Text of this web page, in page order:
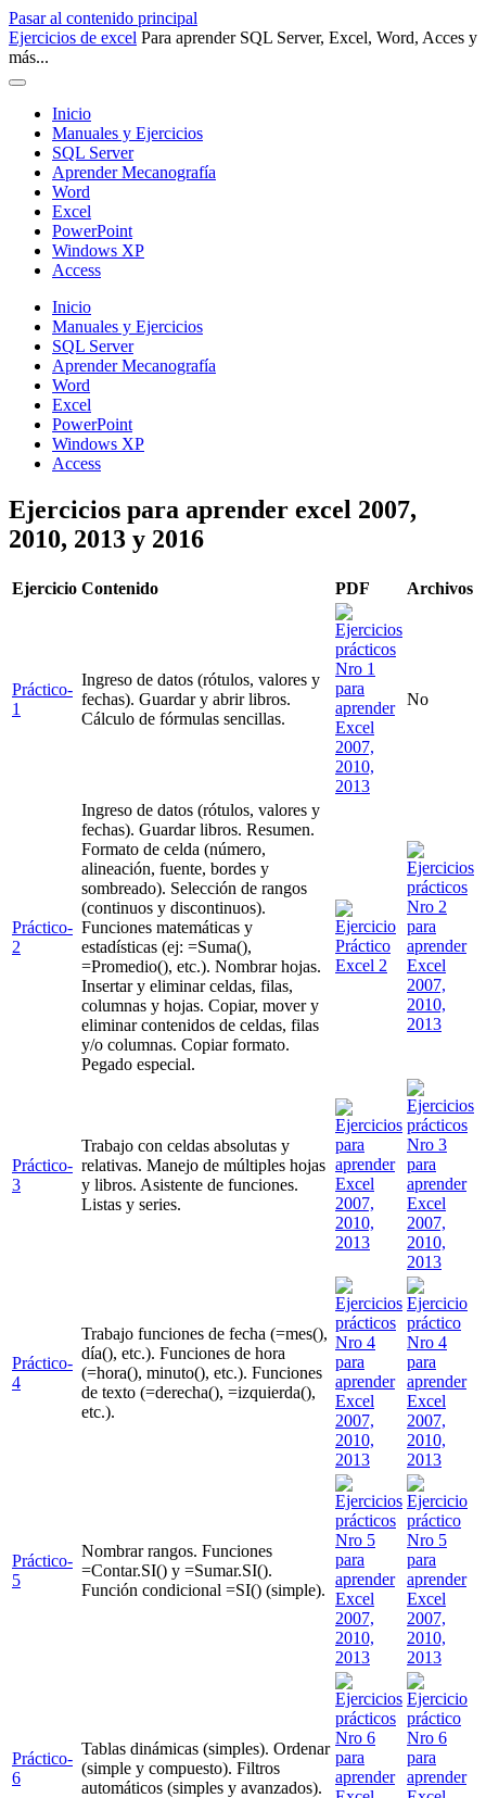
Pasar al contenido principal
Ejercicios de excel Para aprender SQL Server, Excel, Word, Acces y
más...
Inicio
Manuales y Ejercicios
SQL Server
Aprender Mecanografía
Word
Excel
PowerPoint
Windows XP
Access
Inicio
Manuales y Ejercicios
SQL Server
Aprender Mecanografía
Word
Excel
PowerPoint
Windows XP
Access
Ejercicios para aprender excel 2007,
2010, 2013 y 2016
Ejercicio Contenido PDF Archivos
Práctico-
1
Ingreso de datos (rótulos, valores y
fechas). Guardar y abrir libros.
Cálculo de fórmulas sencillas.
No
Práctico-
2
Ingreso de datos (rótulos, valores y
fechas). Guardar libros. Resumen.
Formato de celda (número,
alineación, fuente, bordes y
sombreado). Selección de rangos
(continuos y discontinuos).
Funciones matemáticas y
estadísticas (ej: =Suma(),
=Promedio(), etc.). Nombrar hojas.
Insertar y eliminar celdas, filas,
columnas y hojas. Copiar, mover y
eliminar contenidos de celdas, filas
y/o columnas. Copiar formato.
Pegado especial.
Práctico-
3
Trabajo con celdas absolutas y
relativas. Manejo de múltiples hojas
y libros. Asistente de funciones.
Listas y series.
Práctico-
4
Trabajo funciones de fecha (=mes(),
día(), etc.). Funciones de hora
(=hora(), minuto(), etc.). Funciones
de texto (=derecha(), =izquierda(),
etc.).
Práctico-
5
Nombrar rangos. Funciones
=Contar.SI() y =Sumar.SI().
Función condicional =SI() (simple).
Práctico-
6
Tablas dinámicas (simples). Ordenar
(simple y compuesto). Filtros
automáticos (simples y avanzados).